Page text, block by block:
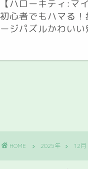
【ハローキティ:マ
初心者でもハマる
ージパズルかわい
HOME 2025年 12月